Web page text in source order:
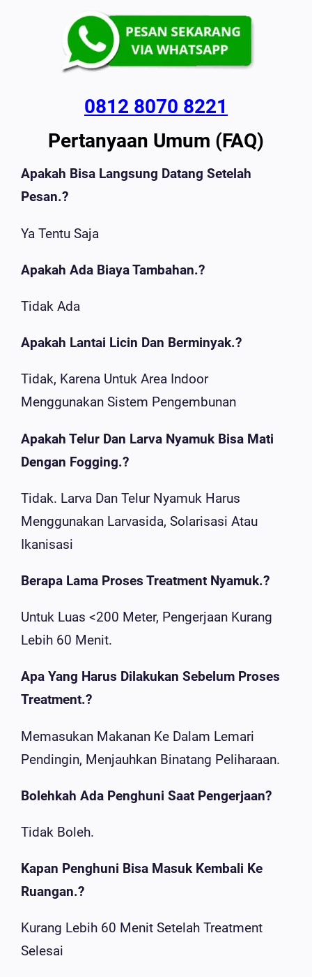
0812 8070 8221
Pertanyaan Umum (FAQ)
Apakah Bisa Langsung Datang Setelah
Pesan.?
Ya Tentu Saja
Apakah Ada Biaya Tambahan.?
Tidak Ada
Apakah Lantai Licin Dan Berminyak.?
Tidak, Karena Untuk Area Indoor
Menggunakan Sistem Pengembunan
Apakah Telur Dan Larva Nyamuk Bisa Mati
Dengan Fogging.?
Tidak. Larva Dan Telur Nyamuk Harus
Menggunakan Larvasida, Solarisasi Atau
Ikanisasi
Berapa Lama Proses Treatment Nyamuk.?
Untuk Luas <200 Meter, Pengerjaan Kurang
Lebih 60 Menit.
Apa Yang Harus Dilakukan Sebelum Proses
Treatment.?
Memasukan Makanan Ke Dalam Lemari
Pendingin, Menjauhkan Binatang Peliharaan.
Bolehkah Ada Penghuni Saat Pengerjaan?
Tidak Boleh.
Kapan Penghuni Bisa Masuk Kembali Ke
Ruangan.?
Kurang Lebih 60 Menit Setelah Treatment
Selesai